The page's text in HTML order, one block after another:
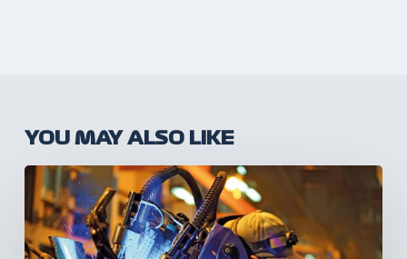
YOU MAY ALSO LIKE
Taking
the
adventure